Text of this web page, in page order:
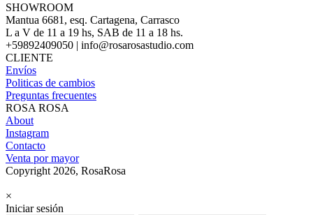
SHOWROOM
Mantua 6681, esq. Cartagena, Carrasco
L a V de 11 a 19 hs, SAB de 11 a 18 hs.
+59892409050 | info@rosarosastudio.com
CLIENTE
Envíos
Politicas de cambios
Preguntas frecuentes
ROSA ROSA
About
Instagram
Contacto
Venta por mayor
Copyright 2026, RosaRosa
×
Iniciar sesión